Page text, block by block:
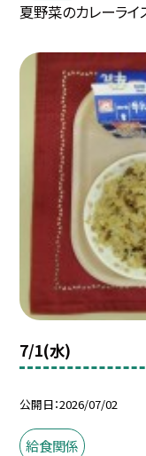
夏野菜のカレーライ
7/1(水)
公開日 2026/07/02
給食関係